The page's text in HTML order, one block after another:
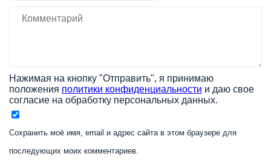
Нажимая на кнопку "Отправить", я принимаю
положения политики конфиденциальности и даю свое
согласие на обработку персональных данных.
Сохранить моё имя, email и адрес сайта в этом браузере для
последующих моих комментариев.